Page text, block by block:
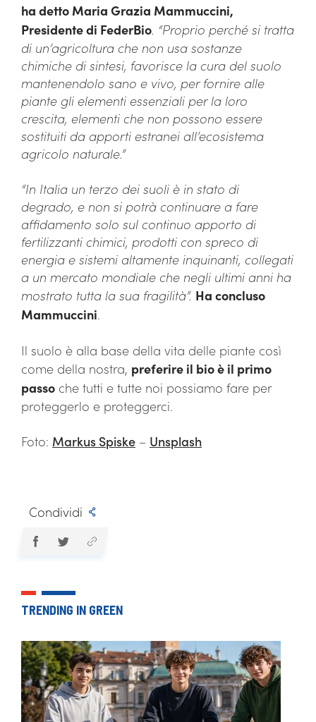
ha detto Maria Grazia Mammuccini,
Presidente di FederBio. “Proprio perché si tratta
di un’agricoltura che non usa sostanze
chimiche di sintesi, favorisce la cura del suolo
mantenendolo sano e vivo, per fornire alle
piante gli elementi essenziali per la loro
crescita, elementi che non possono essere
sostituiti da apporti estranei all’ecosistema
agricolo naturale.”
“In Italia un terzo dei suoli è in stato di
degrado, e non si potrà continuare a fare
affidamento solo sul continuo apporto di
fertilizzanti chimici, prodotti con spreco di
energia e sistemi altamente inquinanti, collegati
a un mercato mondiale che negli ultimi anni ha
mostrato tutta la sua fragilità”. Ha concluso
Mammuccini.
Il suolo è alla base della vita delle piante così
come della nostra, preferire il bio è il primo
passo che tutti e tutte noi possiamo fare per
proteggerlo e proteggerci.
Foto: Markus Spiske – Unsplash
Condividi
TRENDING IN GREEN